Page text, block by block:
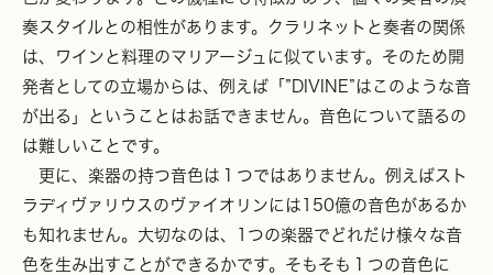
奏スタイルとの相性があります。クラリネットと奏者の関係
は、ワインと料理のマリアージュに似ています。そのため開
発者としての立場からは、例えば「”DIVINE”はこのような音
が出る」ということはお話できません。音色について語るの
は難しいことです。
更に、楽器の持つ音色は１つではありません。例えばスト
ラディヴァリウスのヴァイオリンには150億の音色があるか
も知れません。大切なのは、1つの楽器でどれだけ様々な音
色を生み出すことができるかです。そもそも１つの音色に